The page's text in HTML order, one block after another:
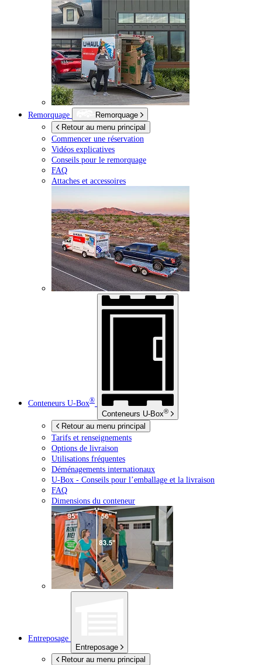
Remorquage
Remorquage
Retour au menu principal
Commencer une réservation
Vidéos explicatives
Conseils pour le remorquage
FAQ
Attaches et accessoires
Conteneurs U-Box®
Conteneurs U-Box®
Retour au menu principal
Tarifs et renseignements
Options de livraison
Utilisations fréquentes
Déménagements internationaux
U-Box - Conseils pour l’emballage et la livraison
FAQ
Dimensions du conteneur
Entreposage
Entreposage
Retour au menu principal